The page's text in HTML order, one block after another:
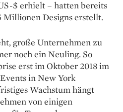
$ erhielt – hatten bereits
Millionen Designs erstellt.
große Unternehmen zu
noch ein Neuling. So
erst im Oktober 2018 im
in New York
Wachstum hängt
von einigen